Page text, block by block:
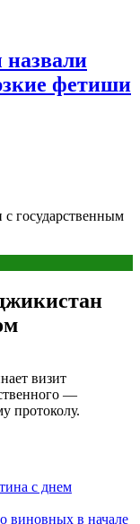
фетиши
государственным
визит
—
протоколу.
с днем
виновных в начале